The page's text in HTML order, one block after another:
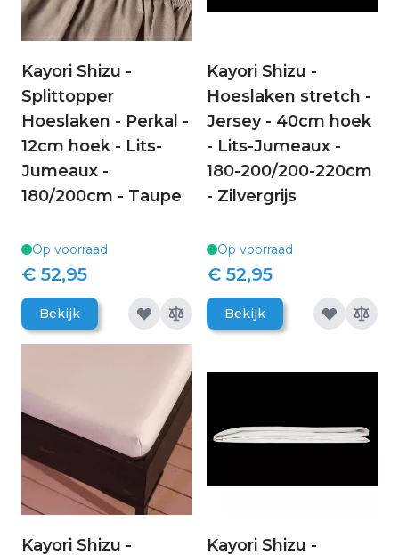
Kayori Shizu -
Splittopper
Hoeslaken - Perkal -
12cm hoek - Lits-
Jumeaux -
180/200cm - Taupe
Op voorraad
€ 52,95
Bekijk
Kayori Shizu -
Hoeslaken stretch -
Jersey - 40cm hoek
- Lits-Jumeaux -
180-200/200-220cm
- Zilvergrijs
Op voorraad
€ 52,95
Bekijk
Kayori Shizu - Kayori Shizu -